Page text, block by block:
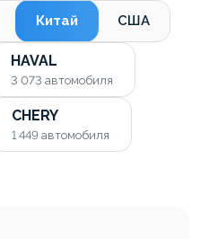
Китай США
HAVAL
3 073 автомобиля
CHERY
1 449 автомобиля